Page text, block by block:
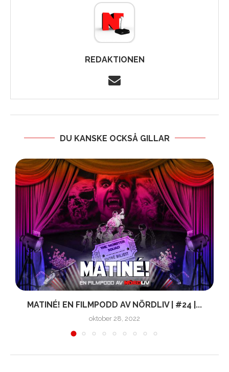
REDAKTIONEN
DU KANSKE OCKSÅ GILLAR
MATINÉ! EN FILMPODD AV NÖRDLIV | #24 |...
oktober 28, 2022